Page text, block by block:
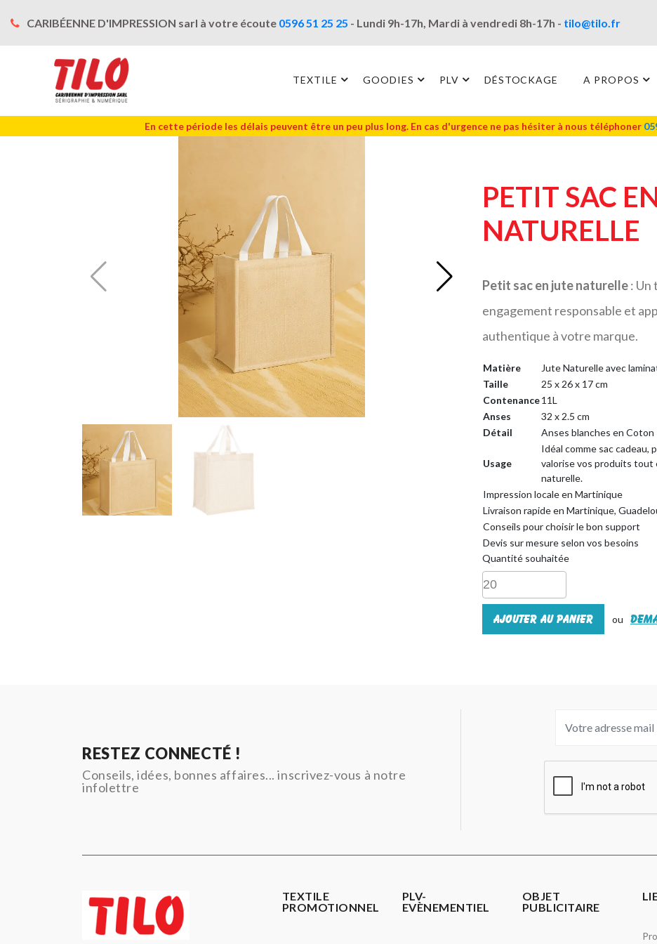
CARIBÉENNE D'IMPRESSION sarl à votre écoute 0596 51 25 25 - Lundi 9h-17h, Mardi à vendredi 8h-17h - tilo@tilo.fr
TEXTILE GOODIES PLV DÉSTOCKAGE A PROPOS
En cette période les délais peuvent être un peu plus long. En cas d'urgence ne pas hésiter à nous téléphoner
PETIT SAC
NATURELLE
Petit sac en jute naturelle: Un
engagement responsable et
authentique à votre marque.
Matière
Jute Naturelle avec
Taille
25 x 26 x 17 cm
Contenance11L
Anses
32 x 2.5 cm
Détail
Anses blanches en Coton
Usage
Idéal comme sac cadeau,
valorise vos produits
naturelle.
Impression locale en Martinique
Livraison rapide en Martinique,
Conseils pour choisir le bon support
Devis sur mesure selon vos besoins
Quantité souhaitée
Ajouter au panier ou
RESTEZ CONNECTÉ !
Conseils, idées, bonnes affaires... inscrivez-vous à notre
infolettre
TEXTILE
PROMOTIONNEL
PLV-
EVÈNEMENTIEL
OBJET
PUBLICITAIRE